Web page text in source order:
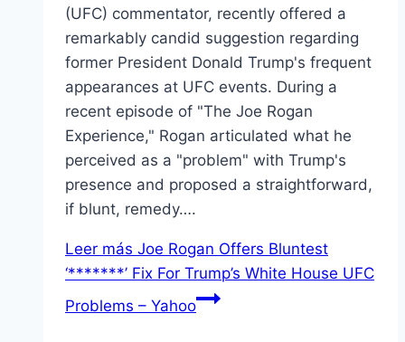
(UFC) commentator, recently offered a
remarkably candid suggestion regarding
former President Donald Trump's frequent
appearances at UFC events. During a
recent episode of "The Joe Rogan
Experience," Rogan articulated what he
perceived as a "problem" with Trump's
presence and proposed a straightforward,
if blunt, remedy….
Leer más Joe Rogan Offers Bluntest
‘*******’ Fix For Trump’s White House UFC
Problems – Yahoo